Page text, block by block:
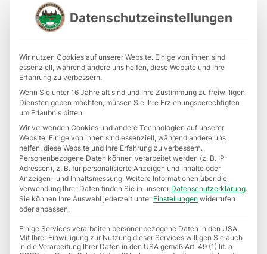
KALKAN CUP: Tennis
meets Golf 2025
MEHR LESEN
26.04.2025
Monatspreis 2026
Jahreswertung per 10
MEHR LESEN
Datenschutzeinstellungen
Wir nutzen Cookies auf unserer Website. Einige von ihnen sind
essenziell, während andere uns helfen, diese Website und Ihre
Erfahrung zu verbessern.
Wenn Sie unter 16 Jahre alt sind und Ihre Zustimmung zu freiwilligen
Diensten geben möchten, müssen Sie Ihre Erziehungsberechtigten
um Erlaubnis bitten.
Wir verwenden Cookies und andere Technologien auf unserer
Website. Einige von ihnen sind essenziell, während andere uns
helfen, diese Website und Ihre Erfahrung zu verbessern.
Personenbezogene Daten können verarbeitet werden (z. B. IP-
Adressen), z. B. für personalisierte Anzeigen und Inhalte oder
Anzeigen- und Inhaltsmessung. Weitere Informationen über die
Verwendung Ihrer Daten finden Sie in unserer Datenschutzerklärung.
Sie können Ihre Auswahl jederzeit unter Einstellungen widerrufen
oder anpassen.
Einige Services verarbeiten personenbezogene Daten in den USA.
Mit Ihrer Einwilligung zur Nutzung dieser Services willigen Sie auch
in die Verarbeitung Ihrer Daten in den USA gemäß Art. 49 (1) lit. a